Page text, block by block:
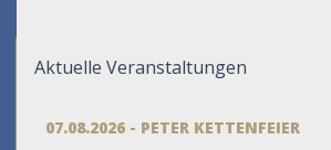
Aktuelle Veranstaltungen
07.08.2026 - PETER KETTENFEIER